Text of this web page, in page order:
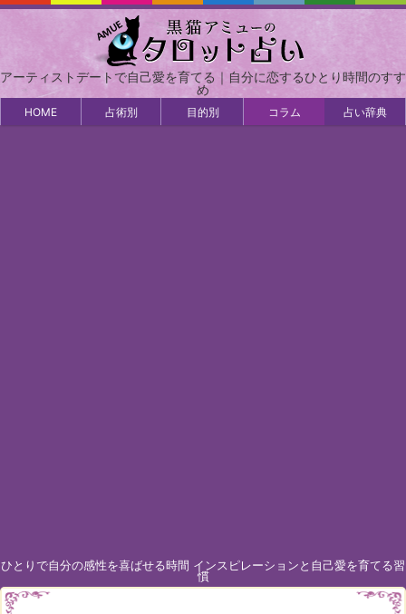
アーティストデートで自己愛を育てる｜自分に恋するひとり時間のすす
め
HOME 占術別 目的別 コラム 占い辞典
ひとりで自分の感性を喜ばせる時間 インスピレーションと自己愛を育てる習
慣